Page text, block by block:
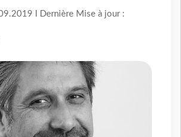
I Dernière Mise à jour :